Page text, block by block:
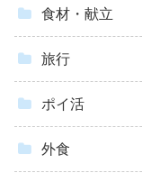
食材・献立
旅行
ポイ活
外食